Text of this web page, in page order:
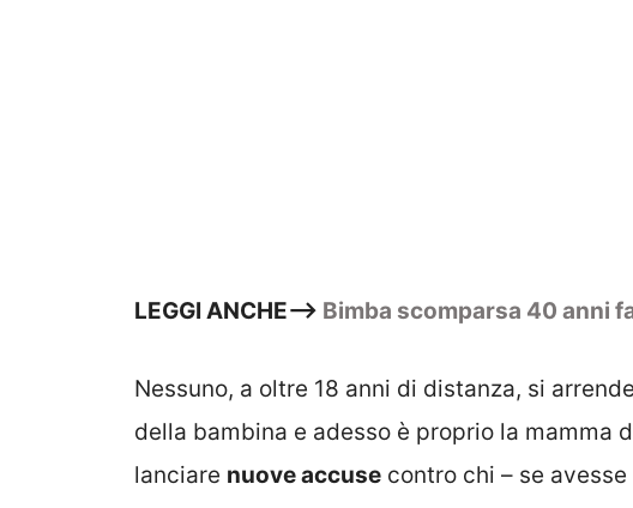
LEGGI ANCHE–> Bimba scomparsa 40 anni
Nessuno, a oltre 18 anni di distanza, si
della bambina e adesso è proprio la mamma
lanciare nuove accuse contro chi – se